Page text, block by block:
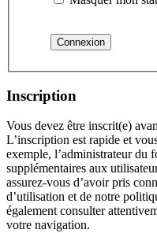
Inscription
Vous devez être inscrit(e)
L’inscription est rapide et
exemple, l’administrateur du
supplémentaires aux
assurez-vous d’avoir pris
d’utilisation et de notre
également consulter
votre navigation.